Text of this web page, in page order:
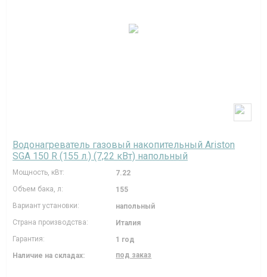
Водонагреватель газовый накопительный Ariston
SGA 150 R (155 л.) (7,22 кВт) напольный
Мощность, кВт:
7.22
Объем бака, л:
155
Вариант установки:
напольный
Страна производства:
Италия
Гарантия:
1 год
Наличие на складах:
под заказ